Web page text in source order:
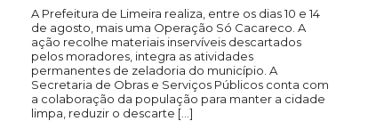
A Prefeitura de Limeira realiza, entre os dias 10 e 14
de agosto, mais uma Operação Só Cacareco. A
ação recolhe materiais inservíveis descartados
pelos moradores, integra as atividades
permanentes de zeladoria do município. A
Secretaria de Obras e Serviços Públicos conta com
a colaboração da população para manter a cidade
limpa, reduzir o descarte […]